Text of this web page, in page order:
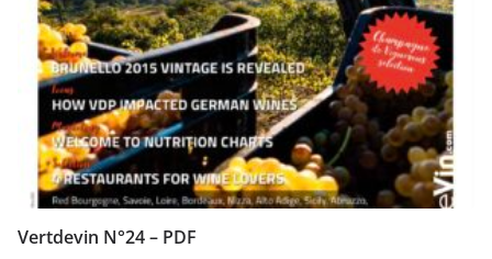
Vertdevin N°24 – PDF